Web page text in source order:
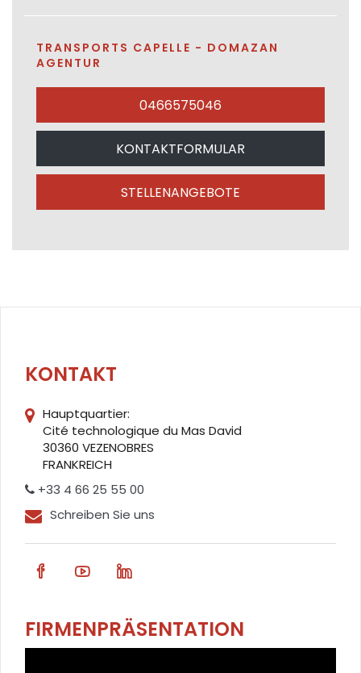
TRANSPORTS CAPELLE - DOMAZAN
AGENTUR
0466575046
KONTAKTFORMULAR
STELLENANGEBOTE
KONTAKT
Hauptquartier:
Cité technologique du Mas David
30360 VEZENOBRES
FRANKREICH
+33 4 66 25 55 00
Schreiben Sie uns
FIRMENPRÄSENTATION